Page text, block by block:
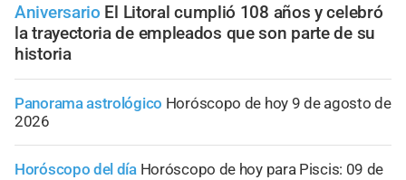
Aniversario El Litoral cumplió 108 años y celebró
la trayectoria de empleados que son parte de su
historia
Panorama astrológico Horóscopo de hoy 9 de agosto de
2026
Horóscopo del día Horóscopo de hoy para Piscis: 09 de